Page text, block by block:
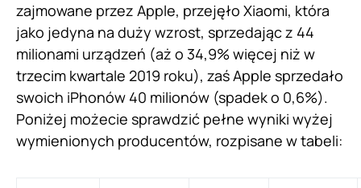
zajmowane przez Apple, przejęło Xiaomi, która
jako jedyna na duży wzrost, sprzedając z 44
milionami urządzeń (aż o 34,9% więcej niż w
trzecim kwartale 2019 roku), zaś Apple sprzedało
swoich iPhonów 40 milionów (spadek o 0,6%).
Poniżej możecie sprawdzić pełne wyniki wyżej
wymienionych producentów, rozpisane w tabeli: